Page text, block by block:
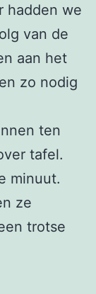
hadden we
van de
aan het
zo nodig
ten
tafel.
minuut.
ze
trotse